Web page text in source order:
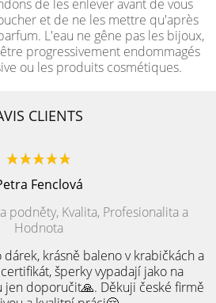
de les enlever avant de vous
et de ne les mettre qu'après
L'eau ne gêne pas les bijoux,
progressivement endommagés
ou les produits cosmétiques.
CLIENTS
Fenclová
podněty, Kvalita, Profesionalita a
Hodnota
krásně baleno v krabičkách a
šperky vypadají jako na
jen doporučit🙏. Děkuji české firmě